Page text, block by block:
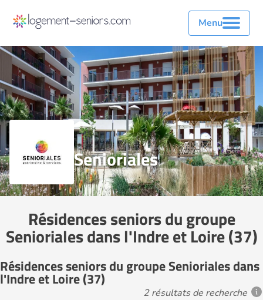
Menu
Senioriales
Résidences seniors du groupe
Senioriales dans l'Indre et Loire (37)
Résidences seniors du groupe Senioriales dans
l'Indre et Loire (37)
2 résultats de recherche